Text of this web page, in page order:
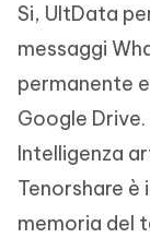
Si, UltData
messaggi
permanente
Google
Intelligenza
Tenorshare è
memoria del